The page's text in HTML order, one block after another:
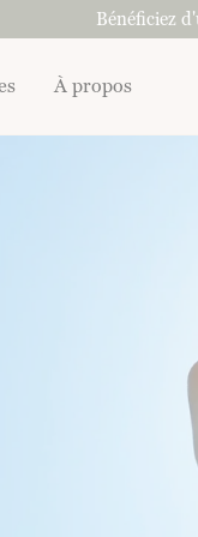
Bénéficiez
À propos